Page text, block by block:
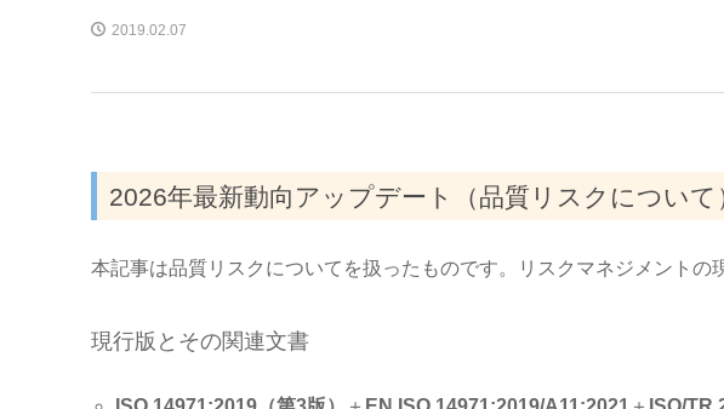
2019.02.07
2026年最新動向アップデート（品質リスクについて
本記事は品質リスクについてを扱ったものです。リスクマネジメントの
現行版とその関連文書